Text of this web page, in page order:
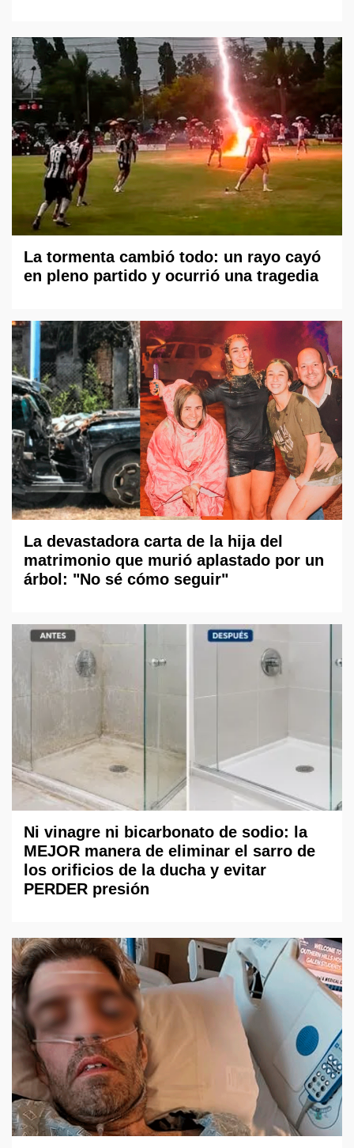
La tormenta cambió todo: un rayo cayó
en pleno partido y ocurrió una tragedia
La devastadora carta de la hija del
matrimonio que murió aplastado por un
árbol: "No sé cómo seguir"
Ni vinagre ni bicarbonato de sodio: la
MEJOR manera de eliminar el sarro de
los orificios de la ducha y evitar
PERDER presión